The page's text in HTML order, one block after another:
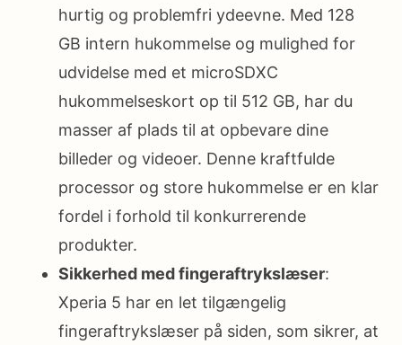
hurtig og problemfri ydeevne. Med 128
GB intern hukommelse og mulighed for
udvidelse med et microSDXC
hukommelseskort op til 512 GB, har du
masser af plads til at opbevare dine
billeder og videoer. Denne kraftfulde
processor og store hukommelse er en klar
fordel i forhold til konkurrerende
produkter.
Sikkerhed med fingeraftrykslæser:
Xperia 5 har en let tilgængelig
fingeraftrykslæser på siden, som sikrer, at